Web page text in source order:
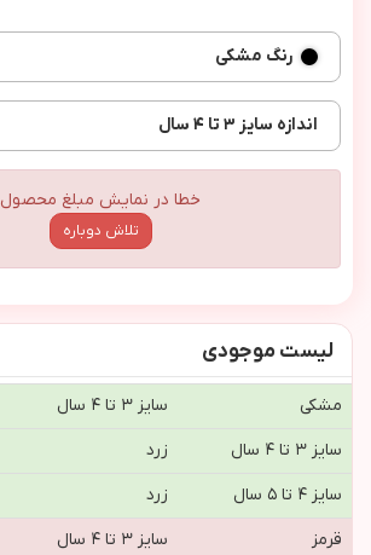
رنگ مشکی
اندازه سایز ۳ تا ۴ سال
خطا در نمایش مبلغ محصول
تلاش دوباره
لیست موجودی
مشکی سایز ۳ تا ۴ سال
سایز ۳ تا ۴ سال
زرد
سایز ۴ تا ۵ سال
زرد
قرمز
سایز ۳ تا ۴ سال